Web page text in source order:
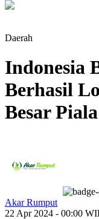
Daerah
Indonesia
Berhasil
Besar
Akar Rumput
22 Apr 2024 - 00:00